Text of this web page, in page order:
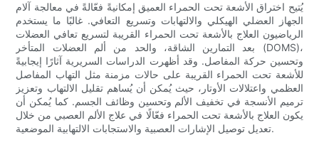
يُتيح اختراق الأشعة تحت الحمراء العميق إمكانيةً فعّالةً في معالجة آلام
الجهاز العضلي الهيكلي والالتهابات وتسريع التعافي. غالبًا ما يستخدم
الرياضيون العلاج بالأشعة تحت الحمراء القريبة لتسريع تعافي العضلات
بعد التمارين الشاقة، والحد من ألم العضلات المتأخر (DOMS)،
وتحسين حركة المفاصل. وقد أظهرت الدراسات السريرية آثارًا إيجابيةً
للأشعة تحت الحمراء القريبة على حالات مزمنة مثل التهاب المفاصل
العظمي واعتلالات الأوتار، حيث يُمكن أن يُساهم تقليل الالتهاب وتعزيز
ترميم الأنسجة في تخفيف الألم وتحسين وظائف الجسم. كما يُمكن أن
يكون العلاج بالأشعة تحت الحمراء فعّالًا في علاج الألم العصبي من خلال
تعديل توصيل الإشارات العصبية والاستجابات الالتهابية الموضعية.